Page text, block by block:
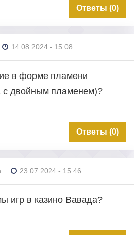
Ответы (0)
14.08.2024 - 15:08
в форме пламени
с двойным пламенем)?
Ответы (0)
23.07.2024 - 15:46
игр в казино Вавада?